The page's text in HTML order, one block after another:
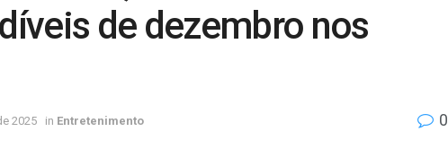
de dezembro nos
2025 in Entretenimento 0